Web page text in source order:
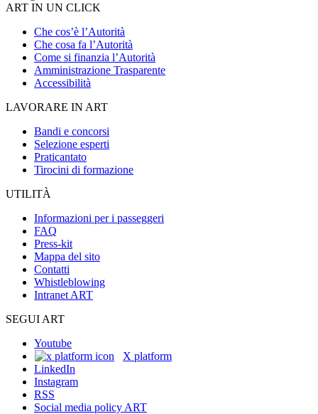
ART IN UN CLICK
Che cos’è l’Autorità
Che cosa fa l’Autorità
Come si finanzia l’Autorità
Amministrazione Trasparente
Accessibilità
LAVORARE IN ART
Bandi e concorsi
Selezione esperti
Praticantato
Tirocini di formazione
UTILITÀ
Informazioni per i passeggeri
FAQ
Press-kit
Mappa del sito
Contatti
Whistleblowing
Intranet ART
SEGUI ART
Youtube
X platform
LinkedIn
Instagram
RSS
Social media policy ART